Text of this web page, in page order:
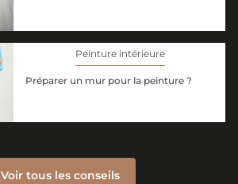
Peinture intérieure
Préparer un mur pour la peinture ?
Voir tous les conseils